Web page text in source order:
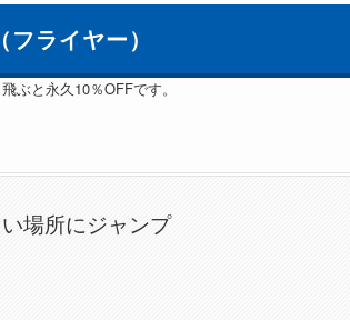
ライヤー）
ぶと永久10％OFFです。
場所にジャンプ